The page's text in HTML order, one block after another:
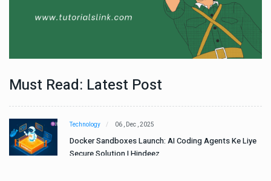
Must Read: Latest Post
Technology 06 , Dec , 2025
Docker Sandboxes Launch: AI Coding Agents Ke Liye
Secure Solution | Hindeez